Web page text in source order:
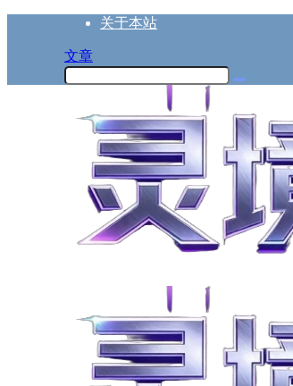
关于本站
文章